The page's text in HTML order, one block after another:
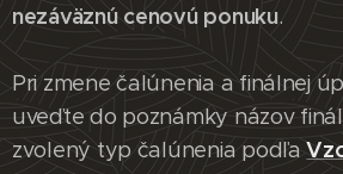
nezáväznú cenovú ponuku.
Pri zmene čalúnenia a finálnej
uveďte do poznámky názov
zvolený typ čalúnenia podľa